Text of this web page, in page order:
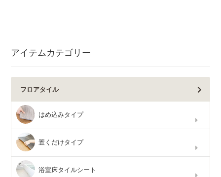
アイテムカテゴリー
フロアタイル
はめ込みタイプ
置くだけタイプ
浴室床タイルシート